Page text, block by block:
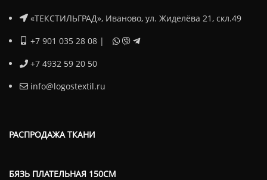
«ТЕКСТИЛЬГРАД», Иваново, ул. Жиделёва 21, скл.49
+7 901 035 28 08 |
+7 4932 59 20 50
info@logostextil.ru
РАСПРОДАЖА ТКАНИ
БЯЗЬ ПЛАТЕЛЬНАЯ 150СМ